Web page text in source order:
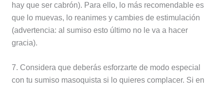
hay que ser cabrón). Para ello, lo más recomendable es
que lo muevas, lo reanimes y cambies de estimulación
(advertencia: al sumiso esto último no le va a hacer
gracia).
7. Considera que deberás esforzarte de modo especial
con tu sumiso masoquista si lo quieres complacer. Si en